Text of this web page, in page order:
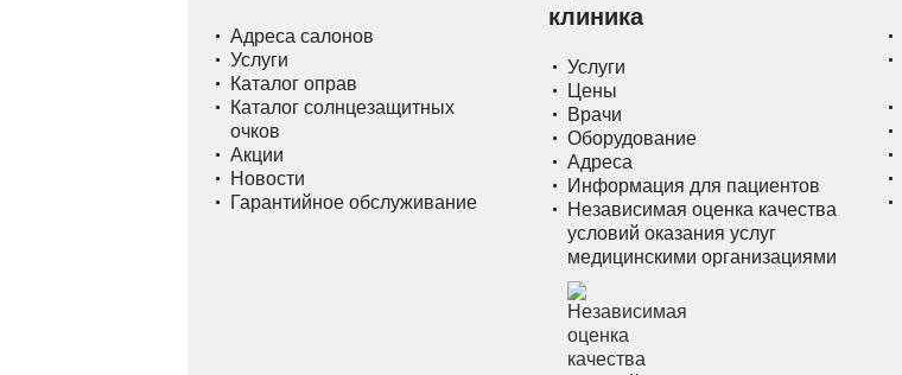
Адреса салонов
Услуги
Каталог оправ
Каталог солнцезащитных
очков
Акции
Новости
Гарантийное обслуживание
клиника
Услуги
Цены
Врачи
Оборудование
Адреса
Информация для пациентов
Независимая оценка качества
условий оказания услуг
медицинскими организациями